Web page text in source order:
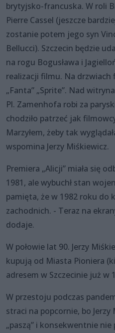
brytyjsko-francuska. W roli
Pierre Cassel (jeszcze
zostanie potem jego syn
Bellucci). Szczecin będzie
na rogu Bogusława i
realizacji filmu. Na drzwiach
„Fanta” „Sprite”. Nad
Pl. Zamenhofa robi za
chodziło patrzeć jak
Marzyłem, żeby tak
wspomina Jerzy Miśkiewicz.
Premiera „Alicji” miała się
1981, ale wybuchł stan
pamięta, że w 1982 roku do
zachodnich. - Teraz na
dodaje.
W połowie lat 90. Jerzy
kupują od Miasta Pioniera
adresem w Szczecinie już w
W przestoju podczas
straci na popcornie, bo
„paszą” i konsekwentnie